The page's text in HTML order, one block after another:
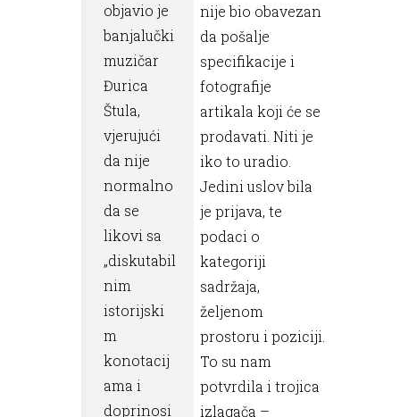
objavio je
banjalučki
muzičar
Đurica
Štula,
vjerujući
da nije
normalno
da se
likovi sa
„diskutabil
nim
istorijski
m
konotacij
ama i
doprinosi
nije bio obavezan
da pošalje
specifikacije i
fotografije
artikala koji će se
prodavati. Niti je
iko to uradio.
Jedini uslov bila
je prijava, te
podaci o
kategoriji
sadržaja,
željenom
prostoru i poziciji.
To su nam
potvrdila i trojica
izlagača –